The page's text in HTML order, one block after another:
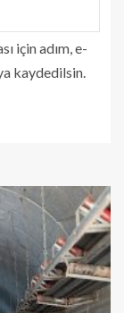
için adım, e-
kaydedilsin.